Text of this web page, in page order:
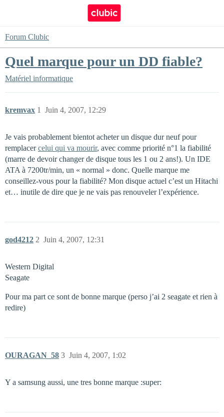
Forum Clubic
Quel marque pour un DD fiable?
Matériel informatique
kremvax Juin 4, 2007, 12:29
1
Je vais probablement bientot acheter un disque dur neuf pour
remplacercelui qui va mourir, avec comme priorité n°1 la fiabilité
(marre de devoir changer de disque tous les 1 ou 2 ans!). Un IDE
ATA à 7200tr/min, un « normal » donc. Quelle marque me
conseillez-vous pour la fiabilité? Mon disque actuel c’est un Hitachi
et… inutile de dire que je ne vais pas renouveler l’expérience.
god4212 Juin 4, 2007, 12:31
2
Western Digital
Seagate
Pour ma part ce sont de bonne marque (perso j’ai 2 seagate et rien à
redire)
OURAGAN_58 Juin 4, 2007, 1:02
3
Y a samsung aussi, une tres bonne marque :super: